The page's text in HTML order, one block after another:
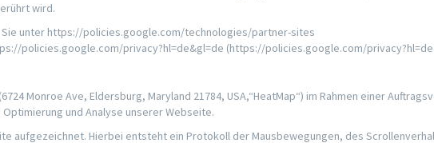
wird.
Sie unter https://policies.google.com/technologies/partner-sites
policies.google.com/privacy?hl=de&gl=de (https://policies.google.com/
Monroe Ave, Eldersburg, Maryland 21784, USA,“HeatMap“) im Rahmen einer
und Analyse unserer Webseite.
aufgezeichnet. Hierbei entsteht ein Protokoll der Mausbewegungen, des